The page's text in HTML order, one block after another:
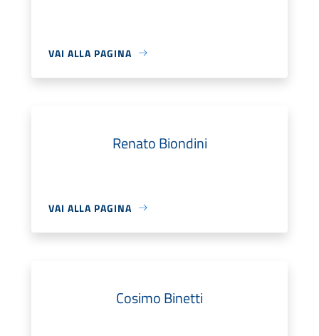
VAI ALLA PAGINA
Renato Biondini
VAI ALLA PAGINA
Cosimo Binetti